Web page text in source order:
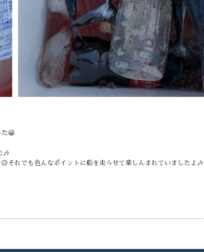
た😀
🎶
それでも色んなポイントに船を走らせて楽しんまれていましたよ🎶